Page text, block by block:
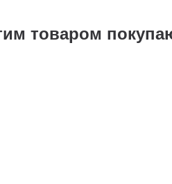
товаром